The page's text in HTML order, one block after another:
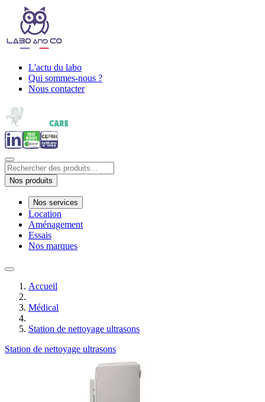
L'actu du labo
Qui sommes-nous ?
Nous contacter
Nos produits
Nos services
Location
Aménagement
Essais
Nos marques
Accueil
Médical
Station de nettoyage ultrasons
Station de nettoyage ultrasons